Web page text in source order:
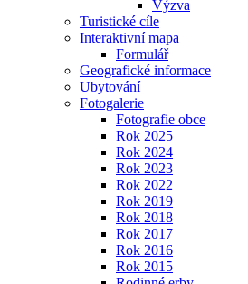
Výzva
Turistické cíle
Interaktivní mapa
Formulář
Geografické informace
Ubytování
Fotogalerie
Fotografie obce
Rok 2025
Rok 2024
Rok 2023
Rok 2022
Rok 2019
Rok 2018
Rok 2017
Rok 2016
Rok 2015